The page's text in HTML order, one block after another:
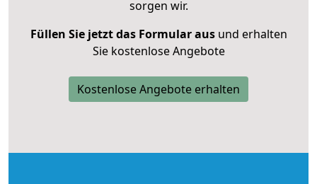
sorgen wir.
Füllen Sie jetzt das Formular ausund erhalten
Sie kostenlose Angebote
Kostenlose Angebote erhalten